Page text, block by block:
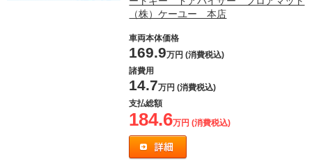
（株）ケーユー 本店
車両本体価格
169.9万円 (消費税込)
諸費用
14.7万円 (消費税込)
支払総額
184.6万円 (消費税込)